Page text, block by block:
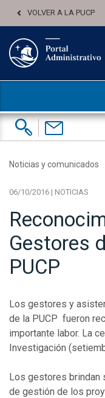
VOLVER A LA PUCP
Buscar:
Contáctenos
Noticias y comunicados
06/10/2016 | NOTICIAS
Gestores
PUCP
Los gestores y
de la PUCP fueron
importante labor. La
Investigación
Los gestores brindan
de gestión de los